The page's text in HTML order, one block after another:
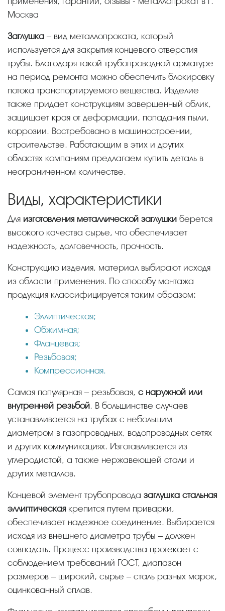
Москва
Заглушка – вид металлопроката, который
используется для закрытия концевого отверстия
трубы. Благодаря такой трубопроводной арматуре
на период ремонта можно обеспечить блокировку
потока транспортируемого вещества. Изделие
также придает конструкциям завершенный облик,
защищает края от деформации, попадания пыли,
коррозии. Востребовано в машиностроении,
строительстве. Работающим в этих и других
областях компаниям предлагаем купить деталь в
неограниченном количестве.
Виды, характеристики
Для изготовления металлической заглушки берется
высокого качества сырье, что обеспечивает
надежность, долговечность, прочность.
Конструкцию изделия, материал выбирают исходя
из области применения. По способу монтажа
продукция классифицируется таким образом:
Эллиптическая;
Обжимная;
Фланцевая;
Резьбовая;
Компрессионная.
Самая популярная – резьбовая, с наружной или
внутренней резьбой. В большинстве случаев
устанавливается на трубах с небольшим
диаметром в газопроводных, водопроводных сетях
и других коммуникациях. Изготавливается из
углеродистой, а также нержавеющей стали и
других металлов.
Концевой элемент трубопровода заглушка стальная
эллиптическая крепится путем приварки,
обеспечивает надежное соединение. Выбирается
исходя из внешнего диаметра трубы – должен
совпадать. Процесс производства протекает с
соблюдением требований ГОСТ, диапазон
размеров – широкий, сырье – сталь разных марок,
оцинкованный сплав.